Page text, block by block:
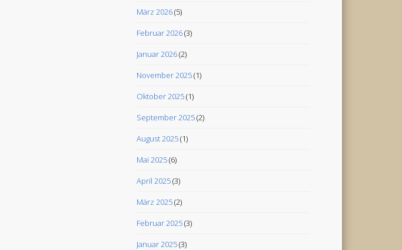
März 2026(5)
Februar 2026(3)
Januar 2026(2)
November 2025(1)
Oktober 2025(1)
September 2025(2)
August 2025(1)
Mai 2025(6)
April 2025(3)
März 2025(2)
Februar 2025(3)
Januar 2025(3)